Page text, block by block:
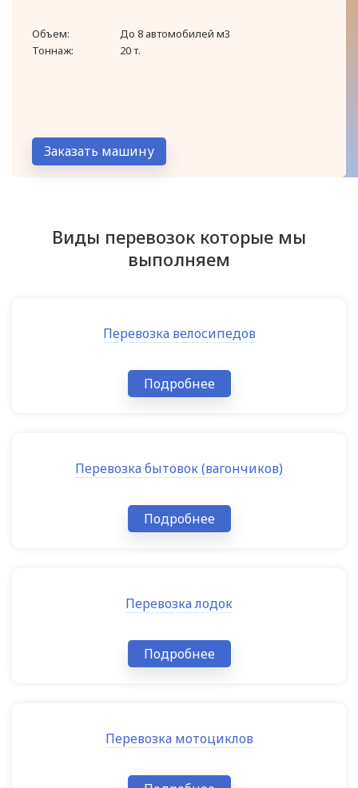
Объем:
До 8 автомобилей м3
Тоннаж:
20 т.
Заказать машину
Виды перевозок которые мы
выполняем
Перевозка велосипедов
Подробнее
Перевозка бытовок (вагончиков)
Подробнее
Перевозка лодок
Подробнее
Перевозка мотоциклов